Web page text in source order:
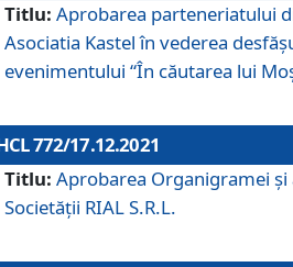
Titlu: Aprobarea parteneriatului
Asociatia Kastel în vederea
evenimentului “În căutarea lui
772/17.12.2021
Titlu: Aprobarea Organigramei
Societăţii RIAL S.R.L.